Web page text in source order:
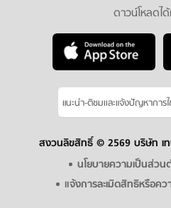
ดาวน์โหลดไ
แนะนำ-ติชมเเละแจ้งปัญหาการ
สงวนลิขสิทธิ์ © 2569 บริษัท เ
นโยบายความเป็นส่วน
แจ้งการละเมิดสิทธิหรือคว